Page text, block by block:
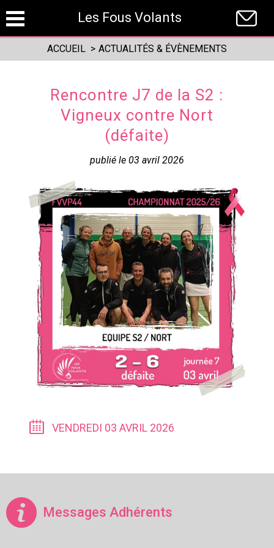
Les Fous Volants
ACCUEIL > ACTUALITÉS & ÉVÈNEMENTS
Rencontre J7 de la S2 :
Vigneux contre Nort
(défaite)
publié le 03 avril 2026
VENDREDI 03 AVRIL 2026
Messages Adhérents